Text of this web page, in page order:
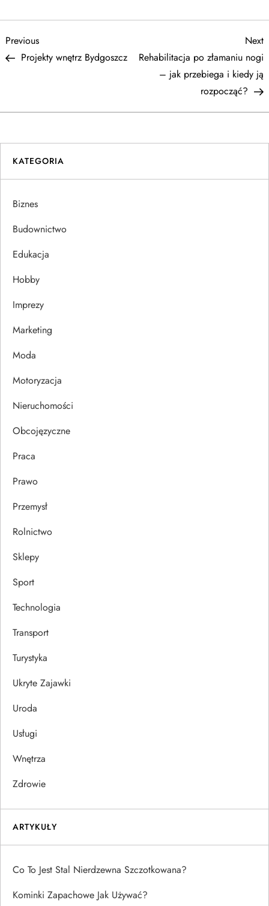
N
g
a
c
a
w
p
s
u
Previous
Post
Previous
Projekty wnętrz Bydgoszcz
Next
Rehabilitacja po złamaniu nogi
– jak przebiega i kiedy ją
rozpocząć?
KATEGORIA
Biznes
Budownictwo
Edukacja
Hobby
Imprezy
Marketing
Moda
Motoryzacja
Nieruchomości
Obcojęzyczne
Praca
Prawo
Przemysł
Rolnictwo
Sklepy
Sport
Technologia
Transport
Turystyka
Ukryte Zajawki
Uroda
Usługi
Wnętrza
Zdrowie
ARTYKUŁY
Co To Jest Stal Nierdzewna Szczotkowana?
Kominki Zapachowe Jak Używać?